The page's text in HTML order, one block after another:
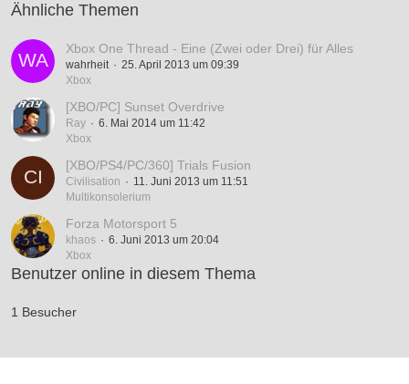
Ähnliche Themen
Xbox One Thread - Eine (Zwei oder Drei) für Alles
wahrheit
25. April 2013 um 09:39
Xbox
[XBO/PC] Sunset Overdrive
Ray
6. Mai 2014 um 11:42
Xbox
[XBO/PS4/PC/360] Trials Fusion
Civilisation
11. Juni 2013 um 11:51
Multikonsolerium
Forza Motorsport 5
khaos
6. Juni 2013 um 20:04
Xbox
Benutzer online in diesem Thema
1 Besucher